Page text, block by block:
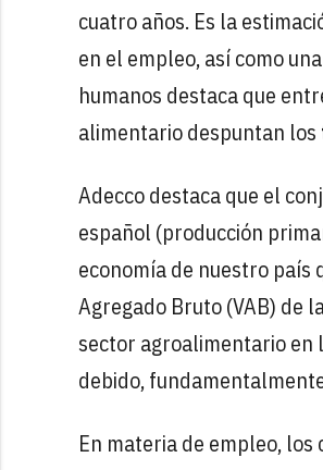
cuatro años. Es la
en el empleo, así como
humanos destaca que
alimentario despuntan los
Adecco destaca que el
español (producción
economía de nuestro país
Agregado Bruto (VAB) de
sector agroalimentario en
debido,
En materia de empleo,